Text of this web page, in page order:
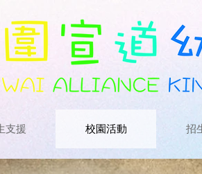
支援 校園活動 招